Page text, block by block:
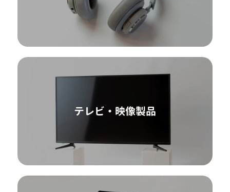
テレビ・映像製品